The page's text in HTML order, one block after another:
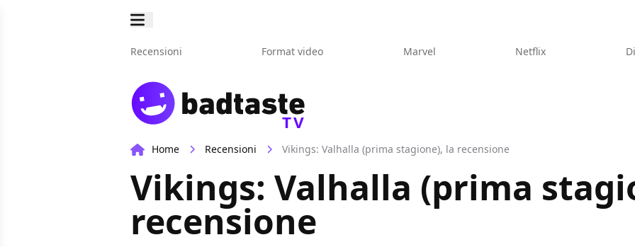
Recensioni Format video Marvel Netflix
TV
Home Recensioni Vikings: Valhalla (prima stagione), la recensione
Vikings: Valhalla (prima
recensione